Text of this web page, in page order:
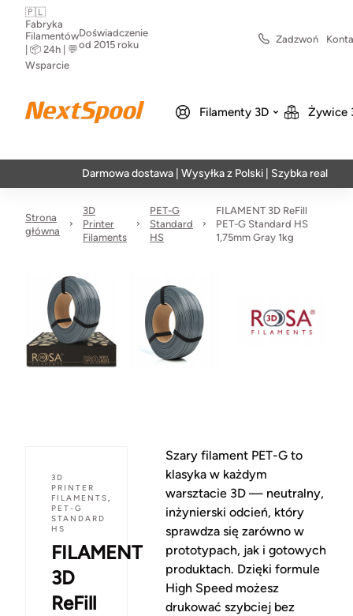
🇵🇱
Fabryka
Filamentów
| 📦 24h | 💬
Wsparcie
Doświadczenie
od 2015 roku
Zadzwoń
Filamenty 3D Żywice
Darmowa dostawa | Wysyłka z Polski | Szybka realizacja w 24h
Strona
główna
3D
Printer
Filaments
PET-G
Standard
HS
FILAMENT 3D ReFill
PET-G Standard HS
1,75mm Gray 1kg
3D
PRINTER
FILAMENTS,
PET-G
STANDARD
HS
FILAMENT
3D
ReFill
Szary filament PET-G to
klasyka w każdym
warsztacie 3D — neutralny,
inżynierski odcień, który
sprawdza się zarówno w
prototypach, jak i gotowych
produktach. Dzięki formule
High Speed możesz
drukować szybciej bez